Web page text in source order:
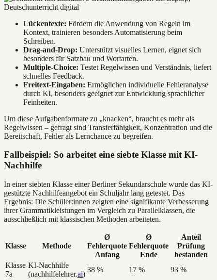
Lückentexte: Fördern die Anwendung von Regeln im
Kontext, trainieren besonders Automatisierung beim
Schreiben.
Drag-and-Drop: Unterstützt visuelles Lernen, eignet sich
besonders für Satzbau und Wortarten.
Multiple-Choice: Testet Regelwissen und Verständnis, liefert
schnelles Feedback.
Freitext-Eingaben: Ermöglichen individuelle Fehleranalyse
durch KI, besonders geeignet zur Entwicklung sprachlicher
Feinheiten.
Um diese Aufgabenformate zu „knacken“, braucht es mehr als
Regelwissen – gefragt sind Transferfähigkeit, Konzentration und die
Bereitschaft, Fehler als Lernchance zu begreifen.
Fallbeispiel: So arbeitet eine siebte Klasse mit KI-
Nachhilfe
In einer siebten Klasse einer Berliner Sekundarschule wurde das KI-
gestützte Nachhilfeangebot ein Schuljahr lang getestet. Das
Ergebnis: Die Schüler:innen zeigten eine signifikante Verbesserung
ihrer Grammatikleistungen im Vergleich zu Parallelklassen, die
ausschließlich mit klassischen Methoden arbeiteten.
Klasse Methode
Ø
Fehlerquote
Anfang
Ø
Fehlerquote
Ende
Anteil
Prüfung
bestanden
Klasse
7a
KI-Nachhilfe
(nachhilfelehrer.ai)
38 % 17 %
93 %